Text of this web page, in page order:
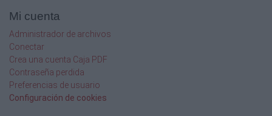
gracias a sus 72 dientes
››Detector de tensión 3 - 48 V
››Robusta caja de plástico con bisagras de
metal y cerradura
››Gracias a su sistema de fijación los vasos se
mantienen ordenados y sujetos
››Acero al cromo-vanadio, cromado satinado
mate
Mi cuenta
Administrador de archivos
Conectar
Crea una cuenta Caja PDF
Contraseña perdida
Preferencias de usuario
Configuración de cookies